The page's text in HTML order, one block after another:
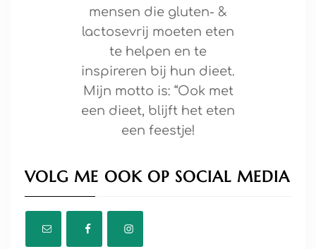
mensen die gluten- &
lactosevrij moeten eten
te helpen en te
inspireren bij hun dieet.
Mijn motto is: “Ook met
een dieet, blijft het eten
een feestje!
VOLG ME OOK OP SOCIAL MEDIA